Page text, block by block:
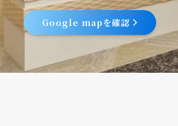
Google mapを確認